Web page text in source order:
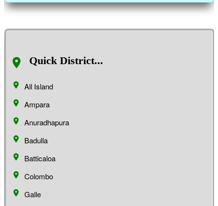
Quick District...
All Island
Ampara
Anuradhapura
Badulla
Batticaloa
Colombo
Galle